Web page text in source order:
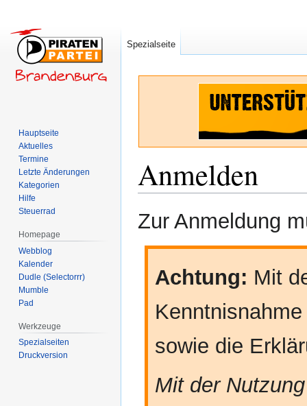
Anmelden
Navigation
Suche
Zur Anmeldung
Achtung: Mit
sowie die
Mit der
Spezialseite
Hauptseite
Aktuelles
Termine
Letzte Änderungen
Kategorien
Hilfe
Steuerrad
Homepage
Webblog
Kalender
Dudle (Selectorrr)
Mumble
Pad
Werkzeuge
Spezialseiten
Druckversion